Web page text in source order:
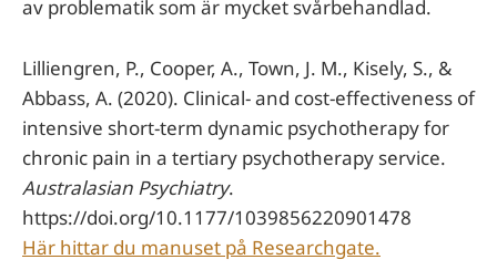
av problematik som är mycket svårbehandlad.
Lilliengren, P., Cooper, A., Town, J. M., Kisely, S., &
Abbass, A. (2020). Clinical- and cost-effectiveness of
intensive short-term dynamic psychotherapy for
chronic pain in a tertiary psychotherapy service.
Australasian Psychiatry.
https://doi.org/10.1177/1039856220901478
Här hittar du manuset på Researchgate.